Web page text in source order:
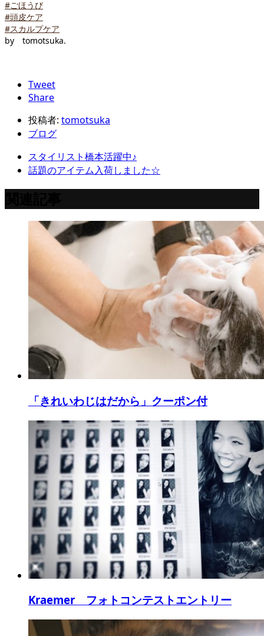
#ごほうび
#頭皮ケア
#スカルプケア
by tomotsuka.
Tweet
Share
投稿者: tomotsuka
ブログ
スタイリスト橋本活躍中♪
話題のアイテム入荷しました☆
「きれいわじはだから」クーポン付
Kraemer フォトコンテストエントリー